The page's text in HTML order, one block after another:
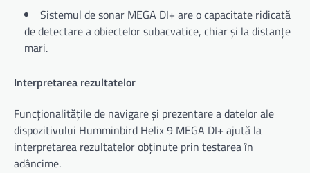
Sistemul de sonar MEGA DI+ are o capacitate ridicată
de detectare a obiectelor subacvatice, chiar și la distanțe
mari.
Interpretarea rezultatelor
Funcționalitățile de navigare și prezentare a datelor ale
dispozitivului Humminbird Helix 9 MEGA DI+ ajută la
interpretarea rezultatelor obținute prin testarea în
adâncime.